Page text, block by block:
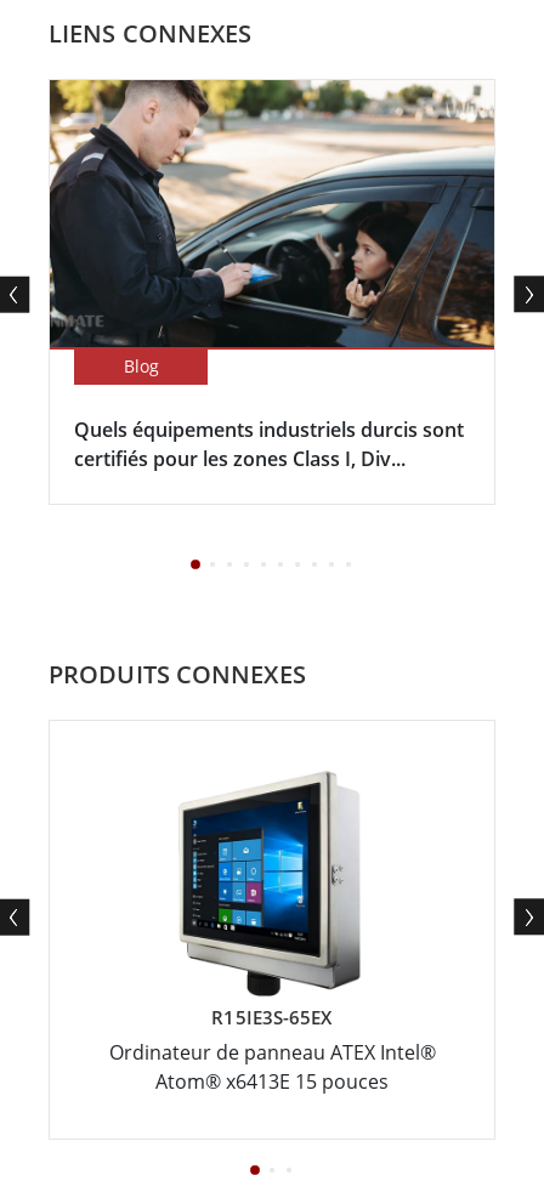
LIENS CONNEXES
Blog
Quels équipements industriels durcis sont
certifiés pour les zones Class I, Div...
PRODUITS CONNEXES
R15IE3S-65EX
Ordinateur de panneau ATEX Intel®
Atom® x6413E 15 pouces